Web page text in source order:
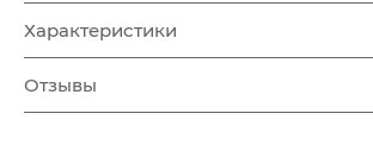
Характеристики
Отзывы